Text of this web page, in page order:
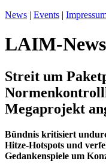
News | Events |
LAIM-News
Streit um
Megaprojekt
Bündnis kritisiert
Hitze-Hotspots und
Gedankenspiele um